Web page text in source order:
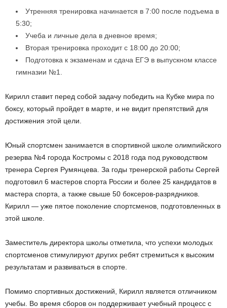
Утренняя тренировка начинается в 7:00 после подъема в
5:30;
Учеба и личные дела в дневное время;
Вторая тренировка проходит с 18:00 до 20:00;
Подготовка к экзаменам и сдача ЕГЭ в выпускном классе
гимназии №1.
Кирилл ставит перед собой задачу победить на Кубке мира по
боксу, который пройдет в марте, и не видит препятствий для
достижения этой цели.
Юный спортсмен занимается в спортивной школе олимпийского
резерва №4 города Костромы с 2018 года под руководством
тренера Сергея Румянцева. За годы тренерской работы Сергей
подготовил 6 мастеров спорта России и более 25 кандидатов в
мастера спорта, а также свыше 50 боксеров-разрядников.
Кирилл — уже пятое поколение спортсменов, подготовленных в
этой школе.
Заместитель директора школы отметила, что успехи молодых
спортсменов стимулируют других ребят стремиться к высоким
результатам и развиваться в спорте.
Помимо спортивных достижений, Кирилл является отличником
учебы. Во время сборов он поддерживает учебный процесс с